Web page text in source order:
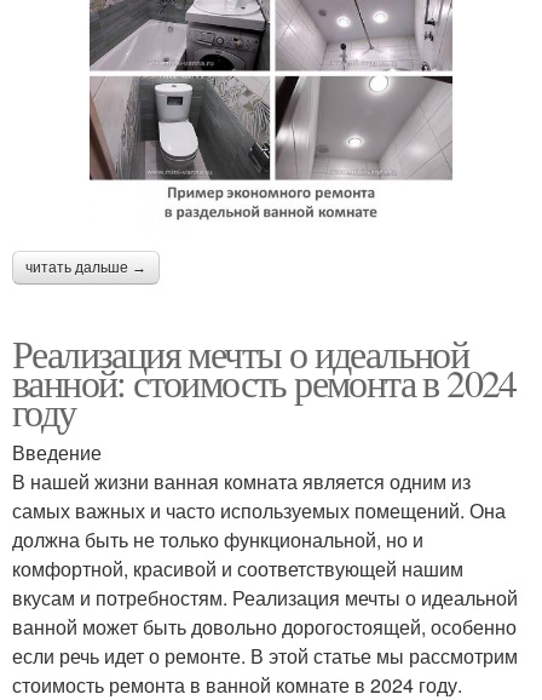
читать дальше →
Реализация мечты о идеальной
ванной: стоимость ремонта в 2024
году
Введение
В нашей жизни ванная комната является одним из
самых важных и часто используемых помещений. Она
должна быть не только функциональной, но и
комфортной, красивой и соответствующей нашим
вкусам и потребностям. Реализация мечты о идеальной
ванной может быть довольно дорогостоящей, особенно
если речь идет о ремонте. В этой статье мы рассмотрим
стоимость ремонта в ванной комнате в 2024 году.